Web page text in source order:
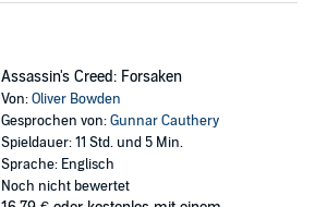
Assassin's Creed: Forsaken
Von:Oliver Bowden
Gesprochen von:Gunnar Cauthery
Spieldauer: 11 Std. und 5 Min.
Sprache: Englisch
Noch nicht bewertet